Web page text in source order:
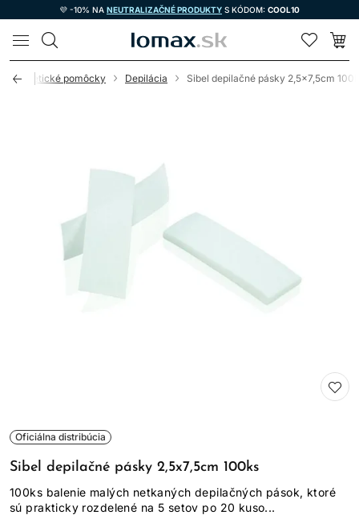
💜 -10% NA NEUTRALIZAČNÉ PRODUKTY S KÓDOM: COOL10
LOMAX
Kozmetické pomôcky Depilácia Sibel depilačné pásky 2,5x7,5cm
Oficiálna distribúcia
Sibel depilačné pásky 2,5x7,5cm 100ks
100ks balenie malých netkaných depilačných pások, ktoré
sú prakticky rozdelené na 5 setov po 20 kuso...